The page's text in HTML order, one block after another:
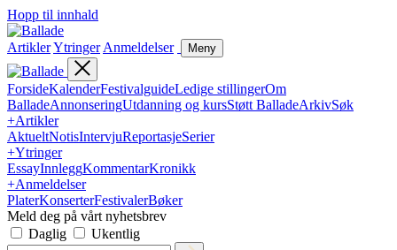
Hopp til innhald
ArtiklerYtringer Anmeldelser Meny
ForsideKalenderFestivalguideLedige stillingerOm
BalladeAnnonseringUtdanning og kursStøtt BalladeArkivSøk
+Artikler
AktueltNotisIntervjuReportasjeSerier
+Ytringer
EssayInnleggKommentarKronikk
+Anmeldelser
PlaterKonserterFestivalerBøker
Meld deg på vårt nyhetsbrev
Daglig
Ukentlig